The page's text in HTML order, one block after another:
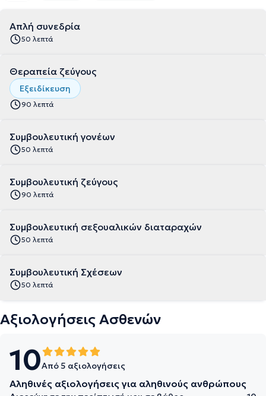
Απλή συνεδρία
50 λεπτά
Θεραπεία ζεύγους
Εξειδίκευση
90 λεπτά
Συμβουλευτική γονέων
50 λεπτά
Συμβουλευτική ζεύγους
90 λεπτά
Συμβουλευτική σεξουαλικών διαταραχών
50 λεπτά
Συμβουλευτική Σχέσεων
50 λεπτά
Αξιολογήσεις Ασθενών
10Από 5 αξιολογήσεις
Αληθινές αξιολογήσεις για αληθινούς ανθρώπους